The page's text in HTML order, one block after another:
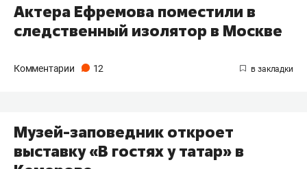
Актера Ефремова поместили в
следственный изолятор в Москве
Комментарии 12
Музей-заповедник откроет
выставку «В гостях у татар» в